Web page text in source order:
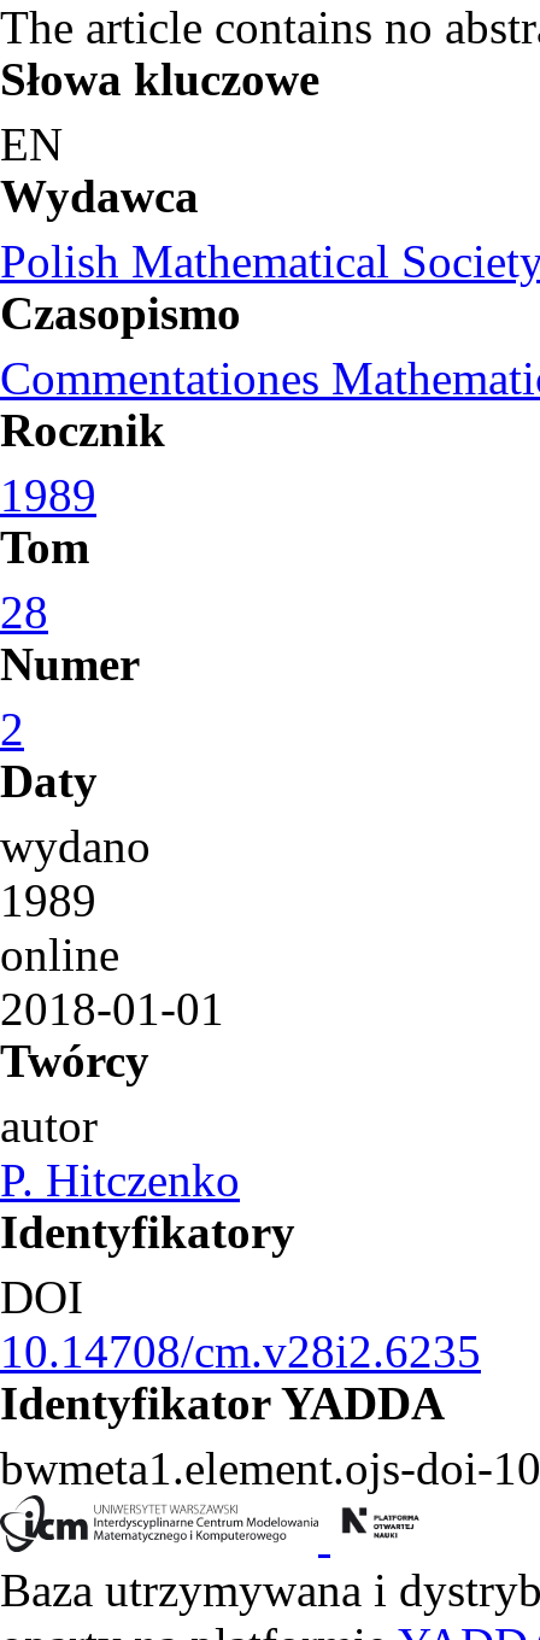
The article contains no
Słowa kluczowe
EN
Wydawca
Polish Mathematical
Czasopismo
Commentationes
Rocznik
1989
Tom
28
Numer
2
Daty
wydano
1989
online
2018-01-01
Twórcy
autor
P. Hitczenko
Identyfikatory
DOI
10.14708/cm.v28i2.6235
Identyfikator YADDA
bwmeta1.element.ojs-doi-
Baza utrzymywana i